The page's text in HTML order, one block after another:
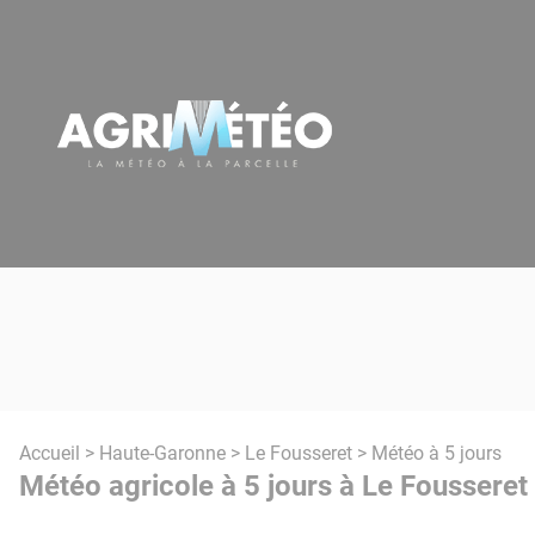
Accueil > Haute-Garonne > Le Fousseret > Météo à 5 jours
Météo agricole à 5 jours à Le